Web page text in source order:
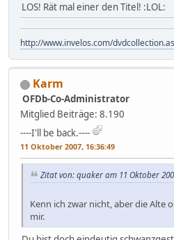
LOS! Rät mal einer den Titel! :LOL:
http://www.invelos.com/
Karm
OFDb-Co-Administrator
Mitglied Beiträge: 8.190
----I'll be back.----
11 Oktober 2007, 16:36:49
Zitat von: quaker am 11 Oktober
Kenn ich zwar nicht, aber die Alte
mir.